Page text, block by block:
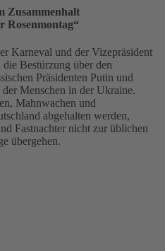
Zusammenhalt
Rosenmontag“
Karneval und der Vizepräsident
Bestürzung über den
Präsidenten Putin und
Menschen in der Ukraine.
Mahnwachen und
abgehalten werden,
Fastnachter nicht zur üblichen
übergehen.